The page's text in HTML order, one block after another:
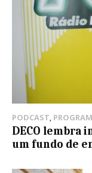
PODCAST,
DECO lembra
um fundo de